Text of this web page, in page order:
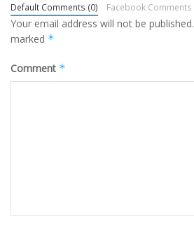
Default Comments (0) Facebook Comments
Your email address will not be published.
marked *
Comment *